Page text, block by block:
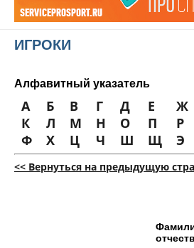
ИГРОКИ
Алфавитный указатель
А Б В Г Д Е Ж
К
Л М Н О П Р
Ф
Х Ц Ч Ш Щ Э
<< Вернуться на предыдущую